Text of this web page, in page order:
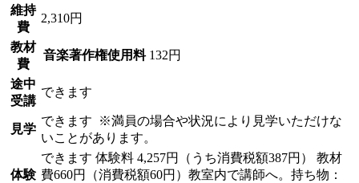
維持
費
2,310円
教材
費
音楽著作権使用料 132円
途中
受講
できます
見学
できます
※満員の場合や状況により見学いただけな
いことがあります。
体験
できます 体験料 4,257円（うち消費税額387円） 教材
費660円（消費税額60円）教室内で講師へ。持ち物：